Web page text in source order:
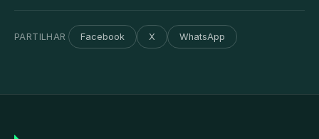
PARTILHAR Facebook X WhatsApp